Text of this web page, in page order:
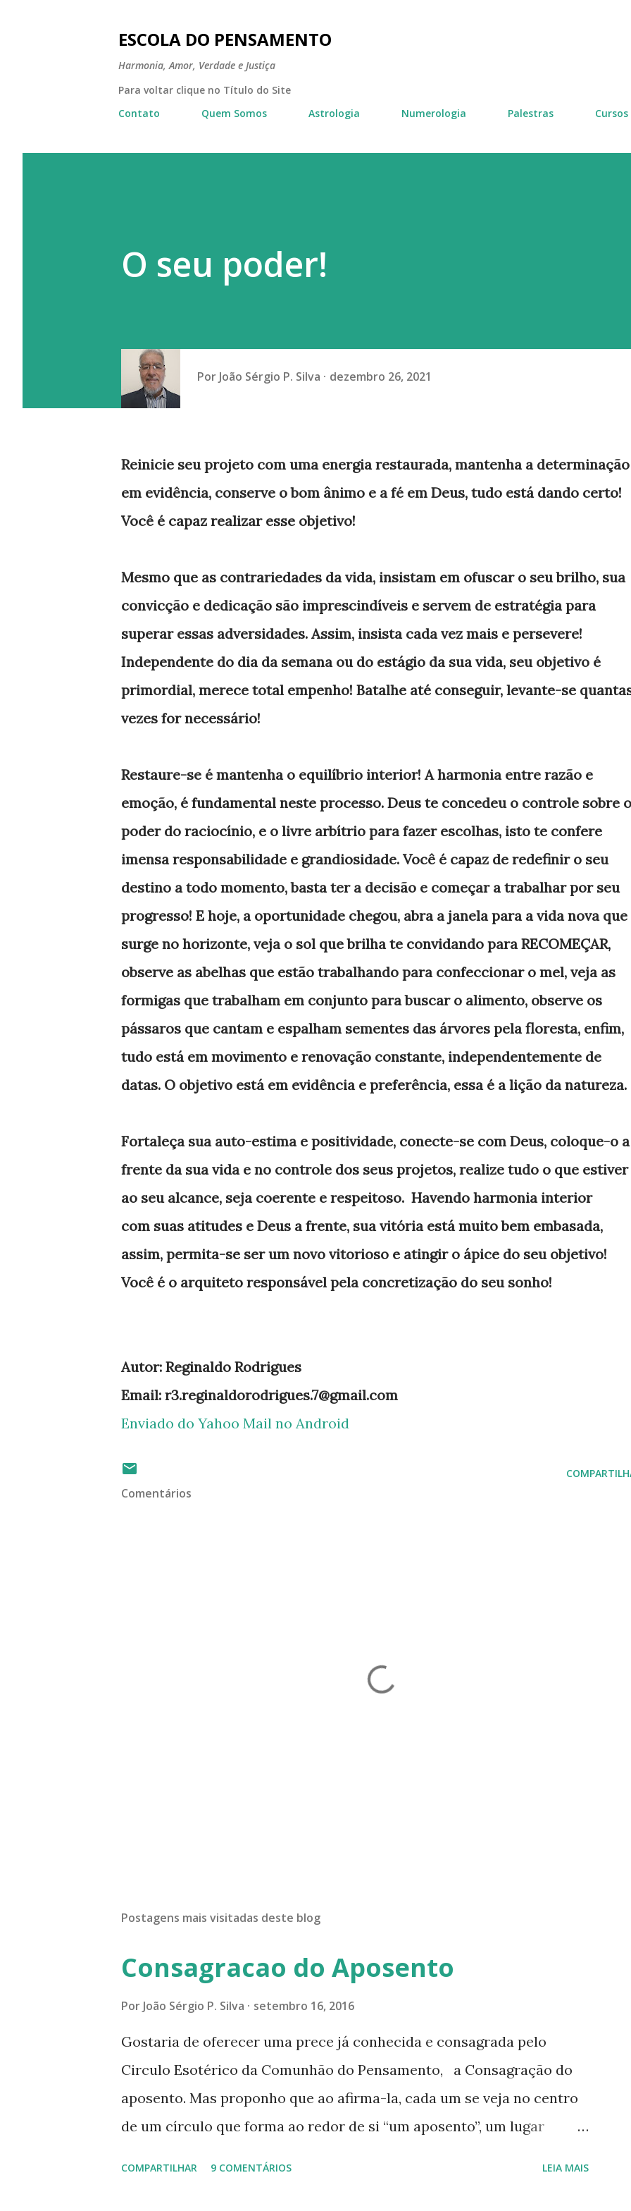
ESCOLA DO PENSAMENTO
Harmonia, Amor, Verdade e Justiça
Para voltar clique no Título do Site
Contato
Quem Somos Astrologia Numerologia Palestras Cursos
O seu poder!
Por João Sérgio P. Silva dezembro 26, 2021
Reinicie seu projeto com uma energia restaurada, mantenha a determinação
em evidência, conserve o bom ânimo e a fé em Deus, tudo está dando certo!
Você é capaz realizar esse objetivo!
Mesmo que as contrariedades da vida, insistam em ofuscar o seu brilho, sua
convicção e dedicação são imprescindíveis e servem de estratégia para
superar essas adversidades. Assim, insista cada vez mais e persevere!
Independente do dia da semana ou do estágio da sua vida, seu objetivo é
primordial, merece total empenho! Batalhe até conseguir, levante-se
vezes for necessário!
Restaure-se é mantenha o equilíbrio interior! A harmonia entre razão e
emoção, é fundamental neste processo. Deus te concedeu o controle sobre o
poder do raciocínio, e o livre arbítrio para fazer escolhas, isto te confere
imensa responsabilidade e grandiosidade. Você é capaz de redefinir o seu
destino a todo momento, basta ter a decisão e começar a trabalhar por seu
progresso! E hoje, a oportunidade chegou, abra a janela para a vida nova que
surge no horizonte, veja o sol que brilha te convidando para RECOMEÇAR,
observe as abelhas que estão trabalhando para confeccionar o mel, veja as
formigas que trabalham em conjunto para buscar o alimento, observe os
pássaros que cantam e espalham sementes das árvores pela floresta, enfim,
tudo está em movimento e renovação constante, independentemente de
datas. O objetivo está em evidência e preferência, essa é a lição da natureza.
Fortaleça sua auto-estima e positividade, conecte-se com Deus, coloque-o a
frente da sua vida e no controle dos seus projetos, realize tudo o que estiver
ao seu alcance, seja coerente e respeitoso. Havendo harmonia interior
com suas atitudes e Deus a frente, sua vitória está muito bem embasada,
assim, permita-se ser um novo vitorioso e atingir o ápice do seu objetivo!
Você é o arquiteto responsável pela concretização do seu sonho!
Autor: Reginaldo Rodrigues
Email: r3.reginaldorodrigues.7@gmail.com
Enviado do Yahoo Mail no Android
Comentários
Postagens mais visitadas deste blog
Consagracao do Aposento
Por João Sérgio P. Silva setembro 16, 2016
Gostaria de oferecer uma prece já conhecida e consagrada pelo
Circulo Esotérico da Comunhão do Pensamento, a Consagração do
aposento. Mas proponho que ao afirma-la, cada um se veja no centro
de um círculo que forma ao redor de si “um aposento”, um lugar
COMPARTILHAR 9 COMENTÁRIOS LEIA MAIS